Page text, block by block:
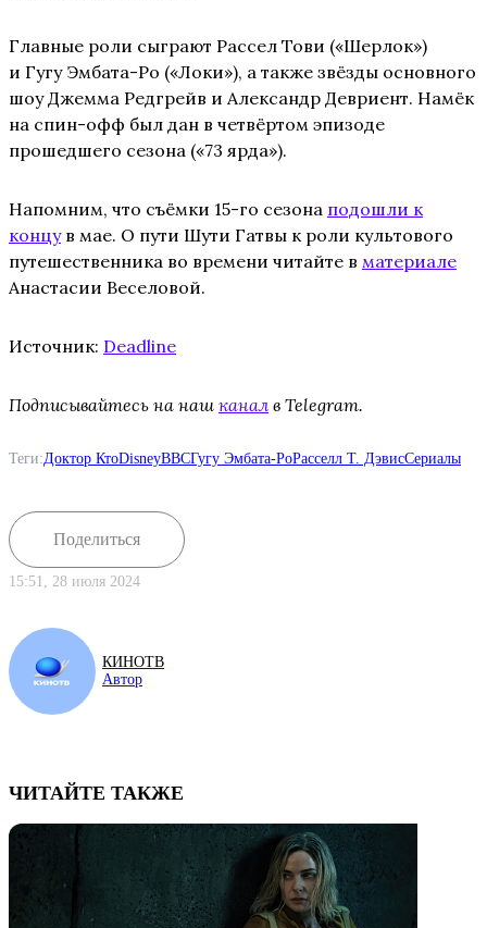
Главные роли сыграют Рассел Тови («Шерлок»)
и Гугу Эмбата-Ро («Локи»), а также звёзды основного
шоу Джемма Редгрейв и Александр Девриент. Намёк
на спин-офф был дан в четвёртом эпизоде
прошедшего сезона («73 ярда»).
Напомним, что съёмки 15-го сезона подошли к
концув мае. О пути Шути Гатвы к роли культового
путешественника во времени читайте в материале
Анастасии Веселовой.
Источник: Deadline
Подписывайтесь на наш канал в Telegram.
Теги:Доктор КтоDisneyBBCГугу Эмбата-РоРасселл Т. ДэвисСериалы
Поделиться
15:51, 28 июля 2024
КИНОТВ
Автор
ЧИТАЙТЕ ТАКЖЕ